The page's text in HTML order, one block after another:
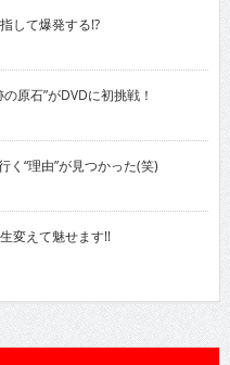
して爆発する!?
原石”がDVDに初挑戦！
“理由”が見つかった(笑)
変えて魅せます!!